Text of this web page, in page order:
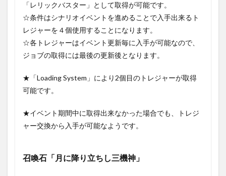
「レリックバスター」として取得が可能です。
☆条件はシナリオイベントを進めることで入手出来るト
レジャーを４個使用することになります。
☆各トレジャーはイベント更新毎に入手が可能なので、
ジョブの取得には最後の更新後となります。
★「Loading System」により2個目のトレジャーが取得
可能です。
★イベント期間中に取得出来なかった場合でも、トレジ
ャー交換から入手が可能なようです。
召喚石「月に降り立ちし三機神」